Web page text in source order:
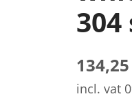
incl. vat